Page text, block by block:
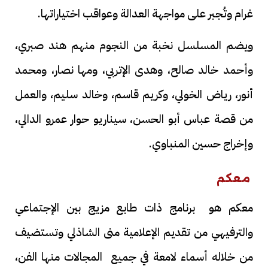
غرام وتُجبر على مواجهة العدالة وعواقب اختياراتها.
ويضم المسلسل نخبة من النجوم منهم هند صبري،
وأحمد خالد صالح، وهدى الإتربي، ومها نصار، ومحمد
أنور، رياض الخولي، وكريم قاسم، وخالد سليم، والعمل
من قصة عباس أبو الحسن، سيناريو حوار عمرو الدالي،
وإخراج حسين المنباوي.
معكم
معكم هو برنامج ذات طابع مزيج بين الإجتماعي
والترفيهي من تقديم الإعلامية منى الشاذلي وتستضيف
من خلاله أسماء لامعة في جميع المجالات منها الفن،